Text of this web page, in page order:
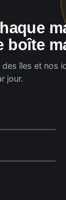
boîte
des îles et nos
jour.